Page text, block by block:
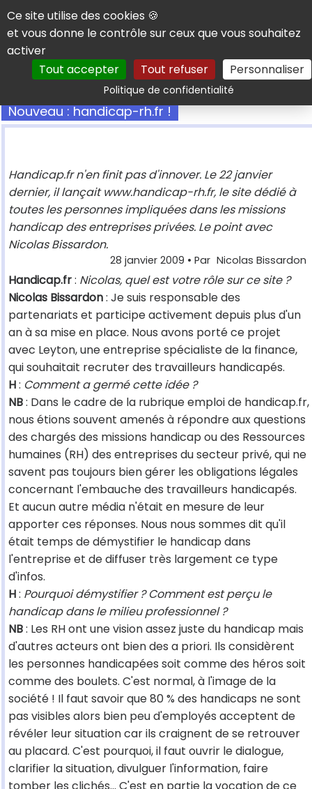
Panneau de gestion des cookies
Ce site utilise des cookies 🍪
et vous donne le contrôle sur ceux que vous souhaitez
activer
Tout accepter
Tout refuser Personnaliser
Politique de confidentialitéRechercher
Nouveau : handicap-rh.fr !
Handicap.fr n'en finit pas d'innover. Le 22 janvier
dernier, il lançait www.handicap-rh.fr, le site dédié à
toutes les personnes impliquées dans les missions
handicap des entreprises privées. Le point avec
Nicolas Bissardon.
28 janvier 2009 • Par Nicolas Bissardon
Handicap.fr: Nicolas, quel est votre rôle sur ce site ?
Nicolas Bissardon: Je suis responsable des
partenariats et participe activement depuis plus d'un
an à sa mise en place. Nous avons porté ce projet
avec Leyton, une entreprise spécialiste de la finance,
qui souhaitait recruter des travailleurs handicapés.
H: Comment a germé cette idée ?
NB: Dans le cadre de la rubrique emploi de handicap.fr,
nous étions souvent amenés à répondre aux questions
des chargés des missions handicap ou des Ressources
humaines (RH) des entreprises du secteur privé, qui ne
savent pas toujours bien gérer les obligations légales
concernant l'embauche des travailleurs handicapés.
Et aucun autre média n'était en mesure de leur
apporter ces réponses. Nous nous sommes dit qu'il
était temps de démystifier le handicap dans
l'entreprise et de diffuser très largement ce type
d'infos.
H: Pourquoi démystifier ? Comment est perçu le
handicap dans le milieu professionnel ?
NB: Les RH ont une vision assez juste du handicap mais
d'autres acteurs ont bien des a priori. Ils considèrent
les personnes handicapées soit comme des héros soit
comme des boulets. C'est normal, à l'image de la
société ! Il faut savoir que 80 % des handicaps ne sont
pas visibles alors bien peu d'employés acceptent de
révéler leur situation car ils craignent de se retrouver
au placard. C'est pourquoi, il faut ouvrir le dialogue,
clarifier la situation, divulguer l'information, faire